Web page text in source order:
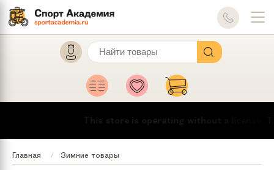
This store is operating without a license.
Главная Зимние товары